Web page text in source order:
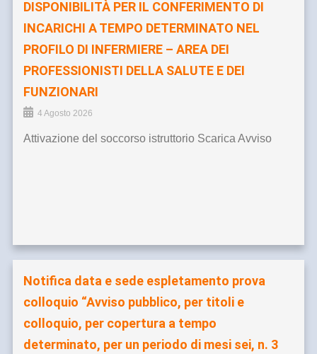
DISPONIBILITÀ PER IL CONFERIMENTO DI
INCARICHI A TEMPO DETERMINATO NEL
PROFILO DI INFERMIERE – AREA DEI
PROFESSIONISTI DELLA SALUTE E DEI
FUNZIONARI
4 Agosto 2026
Attivazione del soccorso istruttorio Scarica Avviso
Notifica data e sede espletamento prova
colloquio “Avviso pubblico, per titoli e
colloquio, per copertura a tempo
determinato, per un periodo di mesi sei, n. 3